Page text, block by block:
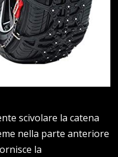
scivolare la catena
nella parte anteriore
la